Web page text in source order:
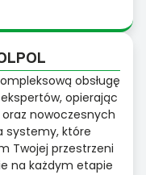
obsługę
opierając
nowoczesnych
systemy, które
Twojej przestrzeni
na każdym etapie